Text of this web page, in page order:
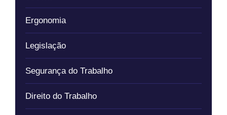
Ergonomia
Legislação
Segurança do Trabalho
Direito do Trabalho